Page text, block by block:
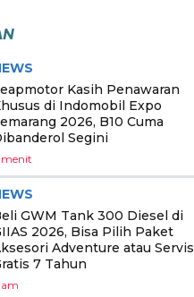
Kasih Penawaran
di Indomobil Expo
2026, B10 Cuma
Segini
GWM Tank 300 Diesel di
2026, Bisa Pilih Paket
Adventure atau Servis
7 Tahun